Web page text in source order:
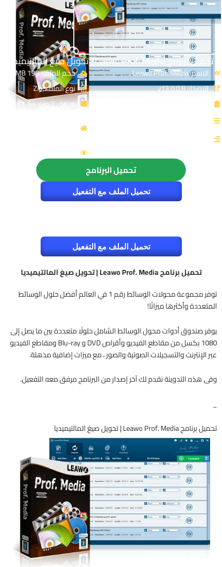
تحميل برنامج Leawo Prof. Media | تحويل صيغ المالتيميديا
الاسم: Leawo Prof. Media
الإصدار: v13.0.0.8
حجم الملف: 199 MB
نوع الملف: Zip
توافق النواة: 64-Bit
تحميل البرنامج
تحميل الملف مع التفعيل
تحميل الملف مع التفعيل
تحميل برنامج Leawo Prof. Media | تحويل صيغ المالتيميديا
توفر مجموعة محولات الوسائط رقم 1 في العالم أفضل حلول الوسائط
المتعددة وأكثرها ميزاتًا!
يوفر صندوق أدوات محول الوسائط الشامل حلولًا متعددة بين ما يصل إلى
1080 بكسل من مقاطع الفيديو وأقراص DVD و Blu-ray ومقاطع الفيديو
عبر الإنترنت والتسجيلات الصوتية والصور ، مع ميزات إضافية مذهلة.
وفى هذه التدوينة نقدم لك آخر إصدار من البرنامج مرفق معه التفعيل.
_
تحميل برنامج Leawo Prof. Media | تحويل صيغ المالتيميديا